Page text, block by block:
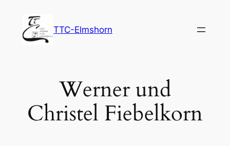
springen
TTC-Elmshorn
Werner und
Christel Fiebelkorn